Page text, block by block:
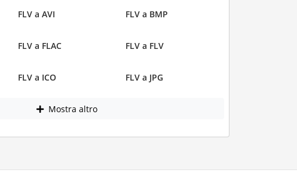
FLV a AVI FLV a BMP
FLV a FLAC FLV a FLV
FLV a ICO FLV a JPG
Mostra altro